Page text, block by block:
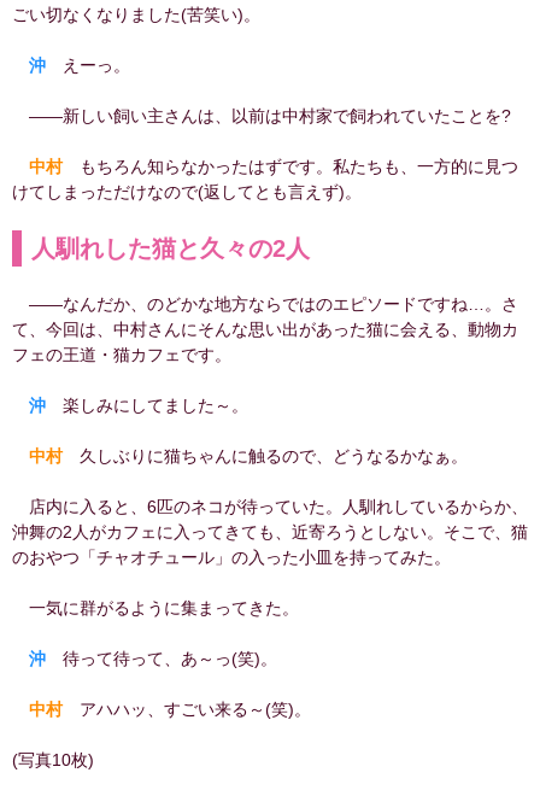
ごい切なくなりました(苦笑い)。
沖 えーっ。
――新しい飼い主さんは、以前は中村家で飼われていたことを?
中村もちろん知らなかったはずです。私たちも、一方的に見つ
けてしまっただけなので(返してとも言えず)。
人馴れした猫と久々の2人
――なんだか、のどかな地方ならではのエピソードですね…。さ
て、今回は、中村さんにそんな思い出があった猫に会える、動物カ
フェの王道・猫カフェです。
沖 楽しみにしてました～。
中村久しぶりに猫ちゃんに触るので、どうなるかなぁ。
店内に入ると、6匹のネコが待っていた。人馴れしているからか、
沖舞の2人がカフェに入ってきても、近寄ろうとしない。そこで、猫
のおやつ「チャオチュール」の入った小皿を持ってみた。
一気に群がるように集まってきた。
沖 待って待って、あ～っ(笑)。
中村アハハッ、すごい来る～(笑)。
(写真10枚)